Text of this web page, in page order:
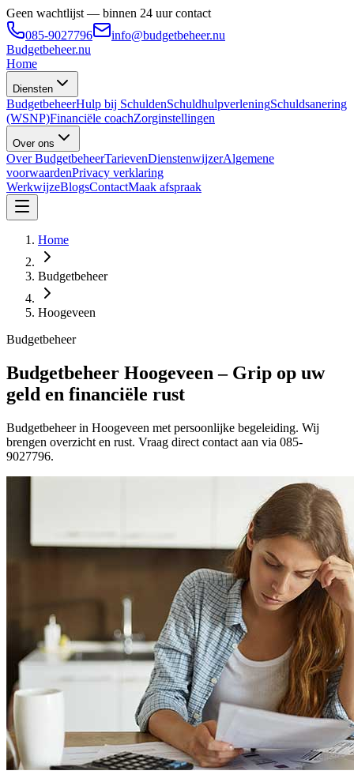
Geen wachtlijst — binnen 24 uur contact
085-9027796
info@budgetbeheer.nu
Budgetbeheer.nu
Home
Diensten
BudgetbeheerHulp bij SchuldenSchuldhulpverleningSchuldsanering
(WSNP)Financiële coachZorginstellingen
Over ons
Over BudgetbeheerTarievenDienstenwijzerAlgemene
voorwaardenPrivacy verklaring
WerkwijzeBlogsContactMaak afspraak
Home
Budgetbeheer
Hoogeveen
Budgetbeheer
Budgetbeheer Hoogeveen – Grip op uw
geld en financiële rust
Budgetbeheer in Hoogeveen met persoonlijke begeleiding. Wij
brengen overzicht en rust. Vraag direct contact aan via 085-
9027796.